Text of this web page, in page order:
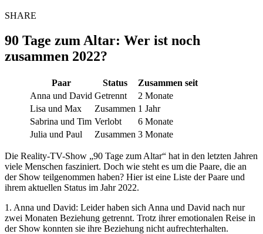
SHARE
90 Tage zum Altar: Wer ist noch
zusammen 2022?
Paar Status
Zusammen seit
Anna und David Getrennt
2 Monate
Lisa und Max
Zusammen 1 Jahr
Sabrina und Tim Verlobt
6 Monate
Julia und Paul
Zusammen 3 Monate
Die Reality-TV-Show „90 Tage zum Altar“ hat in den letzten Jahren
viele Menschen fasziniert. Doch wie steht es um die Paare, die an
der Show teilgenommen haben? Hier ist eine Liste der Paare und
ihrem aktuellen Status im Jahr 2022.
1. Anna und David: Leider haben sich Anna und David nach nur
zwei Monaten Beziehung getrennt. Trotz ihrer emotionalen Reise in
der Show konnten sie ihre Beziehung nicht aufrechterhalten.